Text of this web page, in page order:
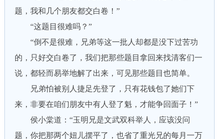
题，我和几个朋友都交白卷！”
“这题目很难吗？”
“倒不是很难，兄弟等这一批人却都是没下过苦功
的，只好交白卷了，我们把那些题目拿回来找清客们一
说，都轻而易举地解了出来，可见那些题目也简单。
兄弟怕被别人捷足先登了，只有花钱包了她们下
来，非要在咱们朋友中有人登了魁，才能争回面子！”
侯小棠道：“玉明兄是文武双科举人，应该没问
题，你把那两个妞儿摆平了，也省了重光兄的每月一万